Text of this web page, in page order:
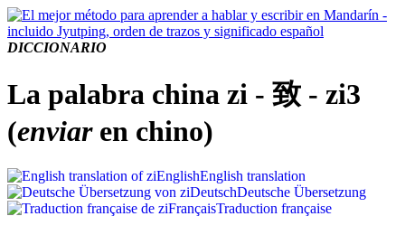
DICCIONARIO
La palabra china zi - 致 - zi3
(enviaren chino)
EnglishEnglish translation
DeutschDeutsche Übersetzung
FrançaisTraduction française